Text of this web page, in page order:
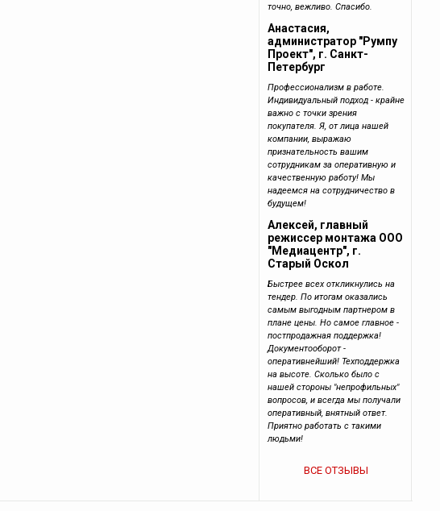
точно, вежливо. Спасибо.
Анастасия,
администратор "Румпу
Проект", г. Санкт-
Петербург
Профессионализм в работе.
Индивидуальный подход - крайне
важно с точки зрения
покупателя. Я, от лица нашей
компании, выражаю
признательность вашим
сотрудникам за оперативную и
качественную работу! Мы
надеемся на сотрудничество в
будущем!
Алексей, главный
режиссер монтажа ООО
"Медиацентр", г.
Старый Оскол
Быстрее всех откликнулись на
тендер. По итогам оказались
самым выгодным партнером в
плане цены. Но самое главное -
постпродажная поддержка!
Документооборот -
оперативнейший! Техподдержка
на высоте. Сколько было с
нашей стороны "непрофильных"
вопросов, и всегда мы получали
оперативный, внятный ответ.
Приятно работать с такими
людьми!
ВСЕ ОТЗЫВЫ